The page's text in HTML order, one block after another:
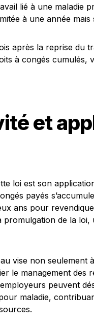
lié à une maladie
à une année mais
après la reprise du
à congés cumulés,
et
loi est son
payés
ans pour
de la
vise non
le management
peuvent
maladie,